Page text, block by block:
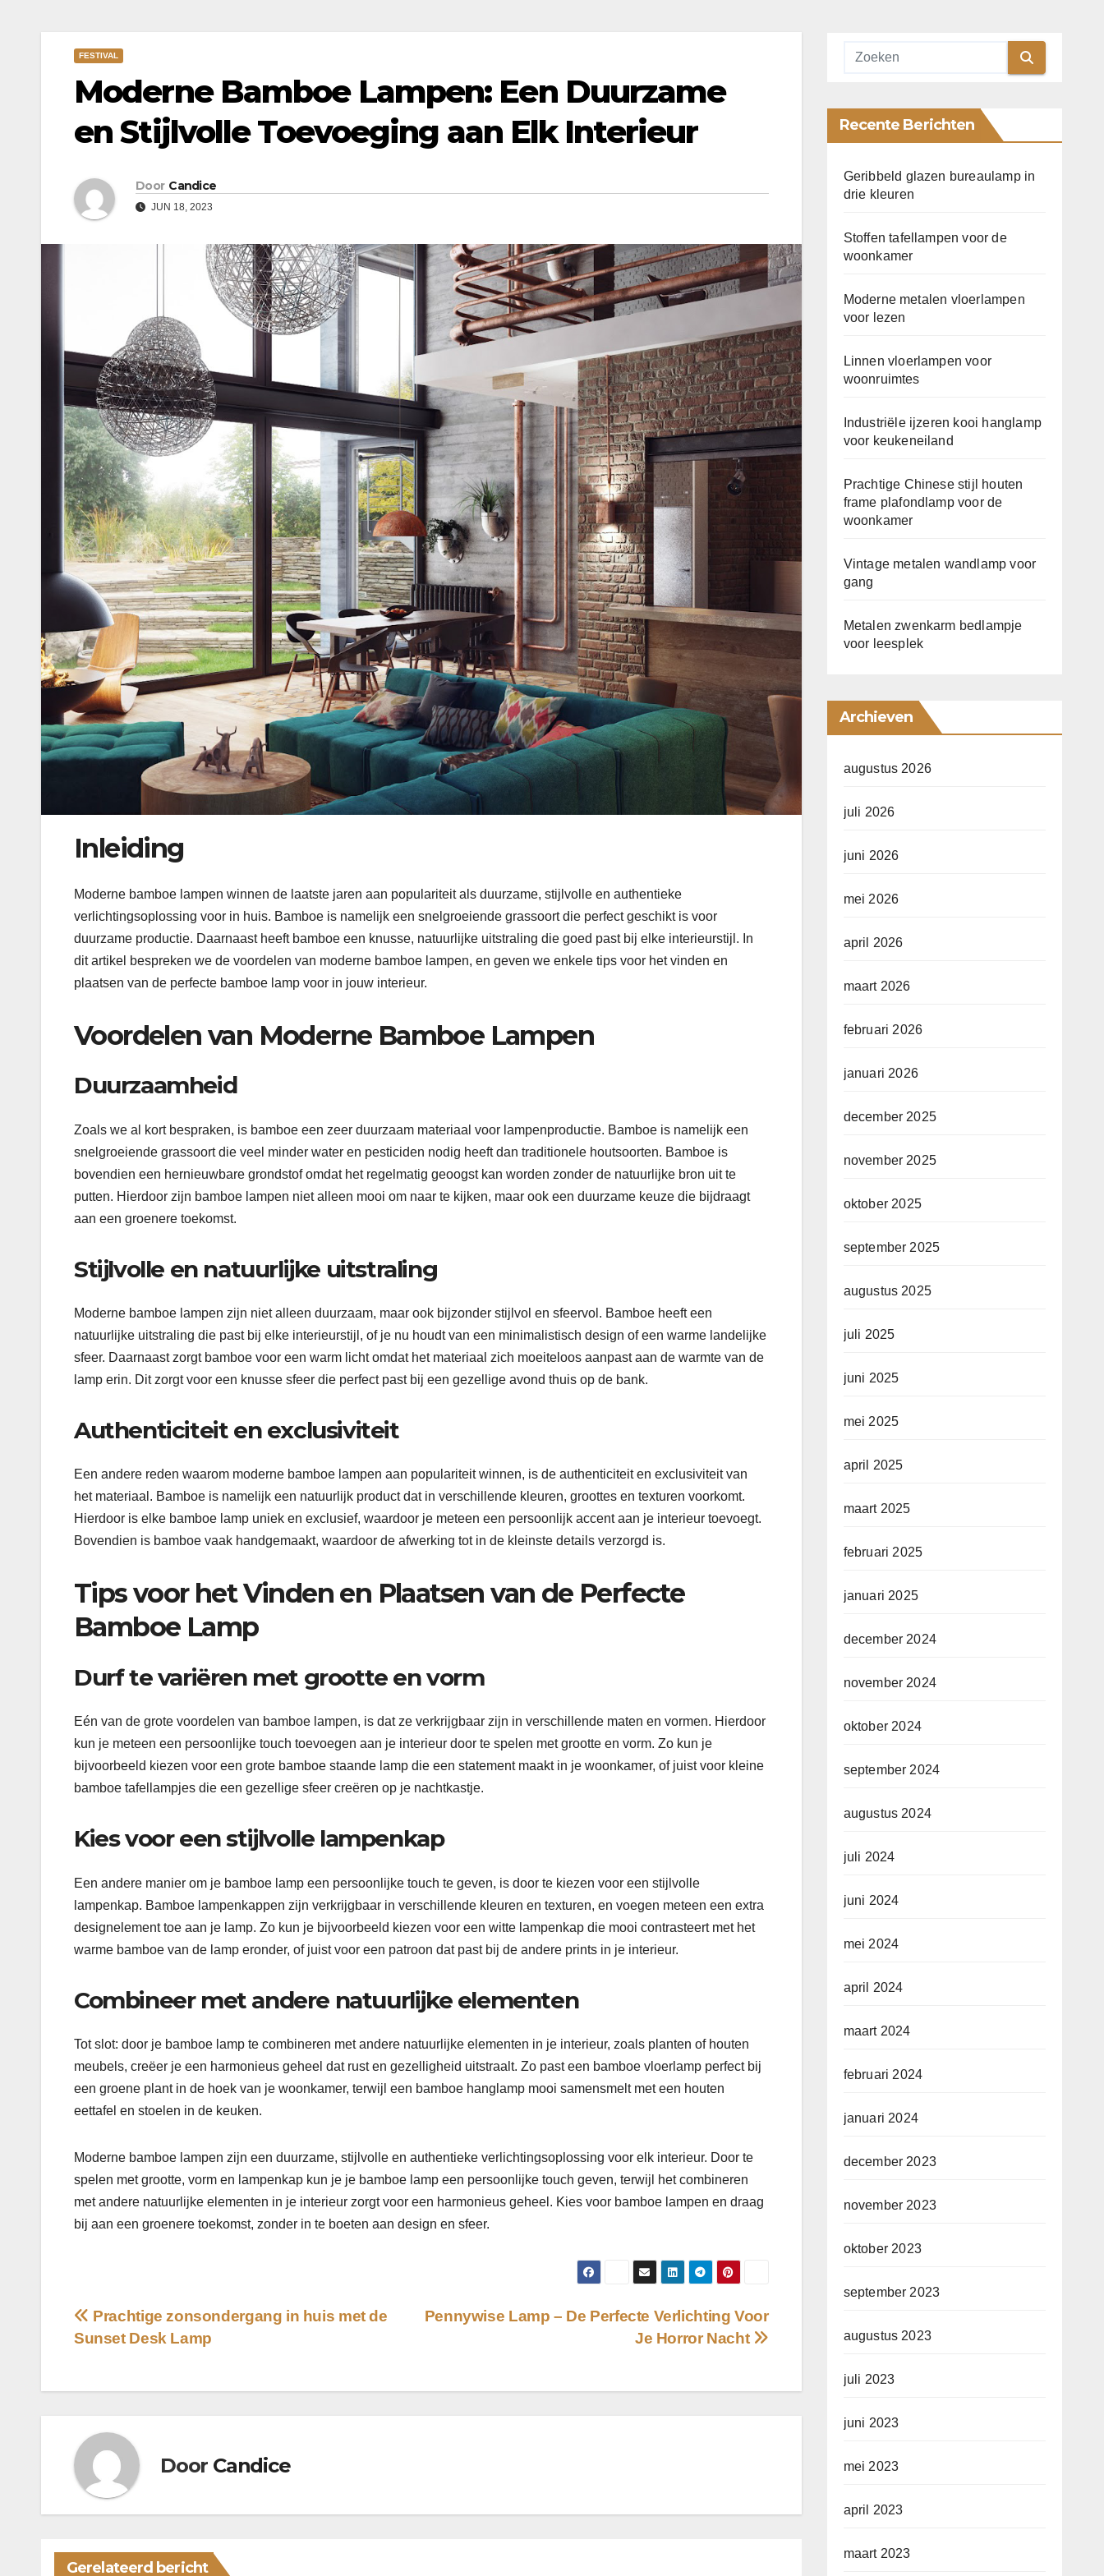
FESTIVAL
Moderne Bamboe Lampen: Een Duurzame
en Stijlvolle Toevoeging aan Elk Interieur
Door Candice
JUN 18, 2023
Inleiding
Moderne bamboe lampen winnen de laatste jaren aan populariteit als duurzame, stijlvolle en authentieke
verlichtingsoplossing voor in huis. Bamboe is namelijk een snelgroeiende grassoort die perfect geschikt is voor
duurzame productie. Daarnaast heeft bamboe een knusse, natuurlijke uitstraling die goed past bij elke interieurstijl. In
dit artikel bespreken we de voordelen van moderne bamboe lampen, en geven we enkele tips voor het vinden en
plaatsen van de perfecte bamboe lamp voor in jouw interieur.
Voordelen van Moderne Bamboe Lampen
Duurzaamheid
Zoals we al kort bespraken, is bamboe een zeer duurzaam materiaal voor lampenproductie. Bamboe is namelijk een
snelgroeiende grassoort die veel minder water en pesticiden nodig heeft dan traditionele houtsoorten. Bamboe is
bovendien een hernieuwbare grondstof omdat het regelmatig geoogst kan worden zonder de natuurlijke bron uit te
putten. Hierdoor zijn bamboe lampen niet alleen mooi om naar te kijken, maar ook een duurzame keuze die bijdraagt
aan een groenere toekomst.
Stijlvolle en natuurlijke uitstraling
Moderne bamboe lampen zijn niet alleen duurzaam, maar ook bijzonder stijlvol en sfeervol. Bamboe heeft een
natuurlijke uitstraling die past bij elke interieurstijl, of je nu houdt van een minimalistisch design of een warme landelijke
sfeer. Daarnaast zorgt bamboe voor een warm licht omdat het materiaal zich moeiteloos aanpast aan de warmte van de
lamp erin. Dit zorgt voor een knusse sfeer die perfect past bij een gezellige avond thuis op de bank.
Authenticiteit en exclusiviteit
Een andere reden waarom moderne bamboe lampen aan populariteit winnen, is de authenticiteit en exclusiviteit van
het materiaal. Bamboe is namelijk een natuurlijk product dat in verschillende kleuren, groottes en texturen voorkomt.
Hierdoor is elke bamboe lamp uniek en exclusief, waardoor je meteen een persoonlijk accent aan je interieur toevoegt.
Bovendien is bamboe vaak handgemaakt, waardoor de afwerking tot in de kleinste details verzorgd is.
Tips voor het Vinden en Plaatsen van de Perfecte
Bamboe Lamp
Durf te variëren met grootte en vorm
Eén van de grote voordelen van bamboe lampen, is dat ze verkrijgbaar zijn in verschillende maten en vormen. Hierdoor
kun je meteen een persoonlijke touch toevoegen aan je interieur door te spelen met grootte en vorm. Zo kun je
bijvoorbeeld kiezen voor een grote bamboe staande lamp die een statement maakt in je woonkamer, of juist voor kleine
bamboe tafellampjes die een gezellige sfeer creëren op je nachtkastje.
Kies voor een stijlvolle lampenkap
Een andere manier om je bamboe lamp een persoonlijke touch te geven, is door te kiezen voor een stijlvolle
lampenkap. Bamboe lampenkappen zijn verkrijgbaar in verschillende kleuren en texturen, en voegen meteen een extra
designelement toe aan je lamp. Zo kun je bijvoorbeeld kiezen voor een witte lampenkap die mooi contrasteert met het
warme bamboe van de lamp eronder, of juist voor een patroon dat past bij de andere prints in je interieur.
Combineer met andere natuurlijke elementen
Tot slot: door je bamboe lamp te combineren met andere natuurlijke elementen in je interieur, zoals planten of houten
meubels, creëer je een harmonieus geheel dat rust en gezelligheid uitstraalt. Zo past een bamboe vloerlamp perfect bij
een groene plant in de hoek van je woonkamer, terwijl een bamboe hanglamp mooi samensmelt met een houten
eettafel en stoelen in de keuken.
Moderne bamboe lampen zijn een duurzame, stijlvolle en authentieke verlichtingsoplossing voor elk interieur. Door te
spelen met grootte, vorm en lampenkap kun je je bamboe lamp een persoonlijke touch geven, terwijl het combineren
met andere natuurlijke elementen in je interieur zorgt voor een harmonieus geheel. Kies voor bamboe lampen en draag
bij aan een groenere toekomst, zonder in te boeten aan design en sfeer.
Bericht
Pennywise Lamp – De Perfecte Verlichting Voor
Je Horror Nacht
Prachtige zonsondergang in huis met de
Sunset Desk Lamp
Door Candice
Gerelateerd bericht
Recente Berichten
Geribbeld glazen bureaulamp in
drie kleuren
Stoffen tafellampen voor de
woonkamer
Moderne metalen vloerlampen
voor lezen
Linnen vloerlampen voor
woonruimtes
Industriële ijzeren kooi hanglamp
voor keukeneiland
Prachtige Chinese stijl houten
frame plafondlamp voor de
woonkamer
Vintage metalen wandlamp voor
gang
Metalen zwenkarm bedlampje
voor leesplek
Archieven
augustus 2026
juli 2026
juni 2026
mei 2026
april 2026
maart 2026
februari 2026
januari 2026
december 2025
november 2025
oktober 2025
september 2025
augustus 2025
juli 2025
juni 2025
mei 2025
april 2025
maart 2025
februari 2025
januari 2025
december 2024
november 2024
oktober 2024
september 2024
augustus 2024
juli 2024
juni 2024
mei 2024
april 2024
maart 2024
februari 2024
januari 2024
december 2023
november 2023
oktober 2023
september 2023
augustus 2023
juli 2023
juni 2023
mei 2023
april 2023
maart 2023